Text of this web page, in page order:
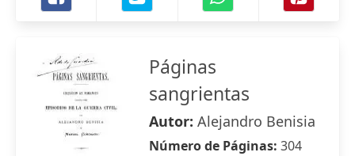
Páginas
sangrientas
Autor: Alejandro Benisia
Número de Páginas: 304